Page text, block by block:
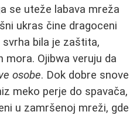
se uteže labava mreža
ukras čine dragoceni
bila je zaštita,
mora. Ojibwa veruju da
osobe. Dok dobre snove
meko perje do spavača,
u zamršenoj mreži, gde